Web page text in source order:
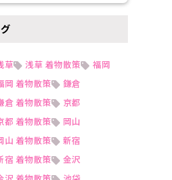
草 浅草 着物散策
福岡
岡 着物散策
鎌倉
倉 着物散策
京都
都 着物散策
岡山
山 着物散策
新宿
宿 着物散策
金沢